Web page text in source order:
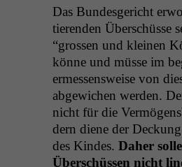
Das Bun­des­gericht
tieren­den Über­schüsse
“grossen und kleinen
könne und müsse im
ermessensweise von
abgewichen wer­den.
nicht für die
dern diene der
des Kindes. Daher
Über­schüssen nicht